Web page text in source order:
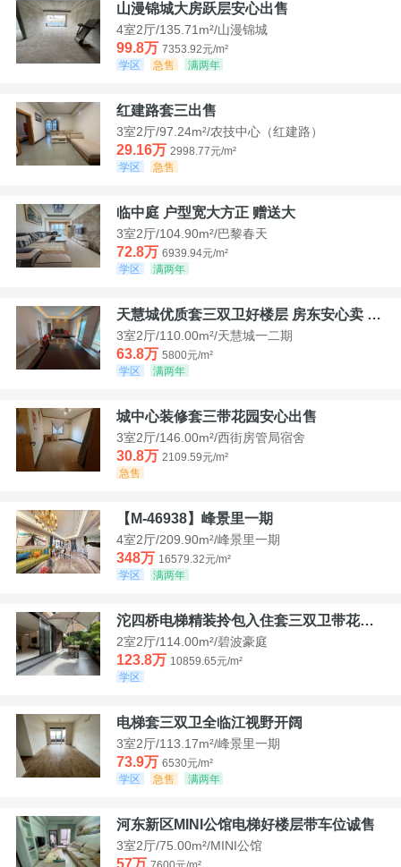
山漫锦城大房跃层安心出售
4室2厅/135.71m²/山漫锦城
99.8万 7353.92元/m²
学区
急售 满两年
红建路套三出售
3室2厅/97.24m²/农技中心（红建路）
29.16万 2998.77元/m²
学区
急售
临中庭 户型宽大方正 赠送大
3室2厅/104.90m²/巴黎春天
72.8万 6939.94元/m²
学区
满两年
天慧城优质套三双卫好楼层 房东安心卖 价格好谈
3室2厅/110.00m²/天慧城一二期
63.8万 5800元/m²
学区
满两年
城中心装修套三带花园安心出售
3室2厅/146.00m²/西街房管局宿舍
30.8万 2109.59元/m²
急售
【M-46938】峰景里一期
4室2厅/209.90m²/峰景里一期
348万 16579.32元/m²
学区
满两年
沱四桥电梯精装拎包入住套三双卫带花园40平米带车位
2室2厅/114.00m²/碧波豪庭
123.8万 10859.65元/m²
学区
电梯套三双卫全临江视野开阔
3室2厅/113.17m²/峰景里一期
73.9万 6530元/m²
学区
急售 满两年
河东新区MINI公馆电梯好楼层带车位诚售
3室2厅/75.00m²/MINI公馆
57万